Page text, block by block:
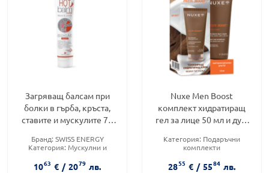
Загряващ балсам при
болки в гърба, кръста,
ставите и мускулите 75
Бранд: SWISS ENERGY
Категория: Мускулни и
Форма на продукта: балсам
1063 € / 2079 лв.
Nuxe Men Boost
комплект хидратиращ
гел за лице 50 мл и душ
Категория: Подаръчни
комплекти
2855 € / 5584 лв.